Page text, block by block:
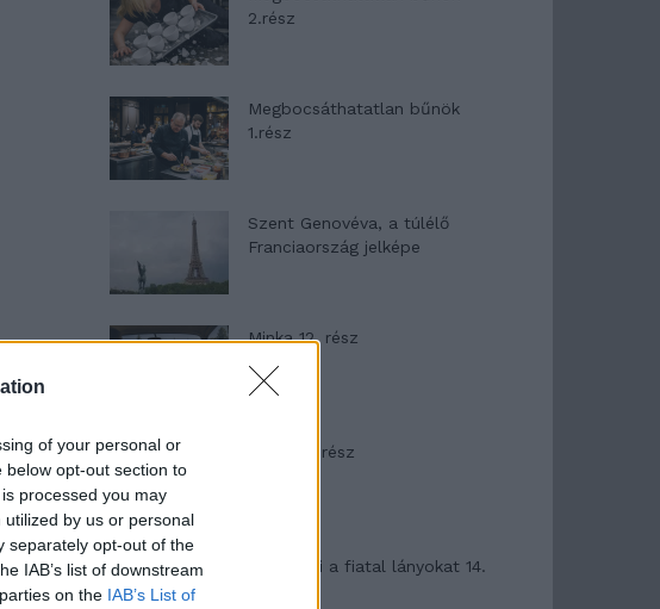
of your personal or
opt-out section to
processed you may
by us or personal
separately opt-out of the
IAB’s list of downstream
on the IAB’s List of
2.rész
Megbocsáthatatlan bűnök
1.rész
Szent Genovéva, a túlélő
Franciaország jelképe
Minka 12. rész
Minka 11. rész
T. szereti a fiatal lányokat 14.